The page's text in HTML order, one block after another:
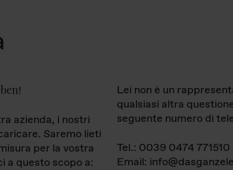
!
azienda, i nostri
Saremo lieti
per la vostra
a questo scopo a:
Lei non è un
qualsiasi altra
seguente numero di
Tel.: 0039 0474 771510
Email: